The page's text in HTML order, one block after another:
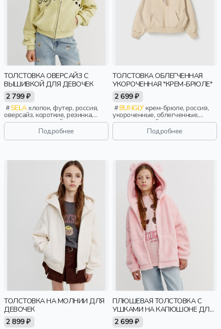
ТОЛСТОВКА ОВЕРСАЙЗ С
ВЫШИВКОЙ ДЛЯ ДЕВОЧЕК
2 799 ₽
SELAхлопок, футер, россия,
оверсайз, короткие, резинка,
длинные, длинный рукав,
капюшон, застежка, манжета,
свободные, вышивка, девочки,
дети
Подробнее
ТОЛСТОВКА ОБЛЕГЧЕННАЯ
УКОРОЧЕННАЯ "КРЕМ-БРЮЛЕ"
2 699 ₽
BUNGLYкрем-брюле, россия,
укороченные, облегченные,
повседневный, девочки,
малыши, дошкольники, дети
Подробнее
ТОЛСТОВКА НА МОЛНИИ ДЛЯ
ДЕВОЧЕК
2 899 ₽
ПЛЮШЕВАЯ ТОЛСТОВКА С
УШКАМИ НА КАПЮШОНЕ ДЛЯ
ДЕВОЧЕК
2 699 ₽